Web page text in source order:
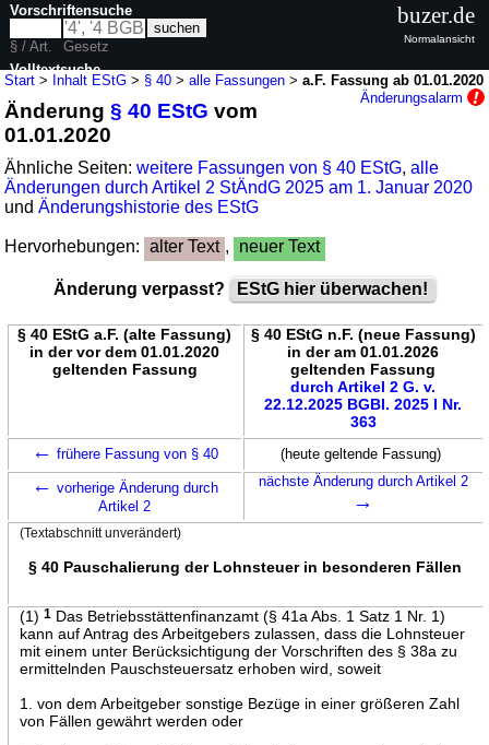
Start > Inhalt EStG > § 40 >alle Fassungen >a.F. Fassung ab 01.01.2020
Änderungsalarm
Änderung§ 40 EStG vom
01.01.2020
Ähnliche Seiten:weitere Fassungen von § 40 EStG,alle
Änderungen durch Artikel 2 StÄndG 2025 am 1. Januar 2020
undÄnderungshistorie des EStG
Hervorhebungen: alter Text , neuer Text
Änderung verpasst? EStG hier überwachen!
§ 40 EStG a.F. (alte Fassung)
in der vor dem 01.01.2020
geltenden Fassung
§ 40 EStG n.F. (neue Fassung)
in der am 01.01.2026
geltenden Fassung
durch Artikel 2 G. v.
22.12.2025 BGBl. 2025 I Nr.
363
← frühere Fassung von § 40 (heute geltende Fassung)
← vorherige Änderung durch
Artikel 2
nächste Änderung durch Artikel 2
→
(Textabschnitt unverändert)
§ 40 Pauschalierung der Lohnsteuer in besonderen Fällen
(1) 1Das Betriebsstättenfinanzamt (§ 41a Abs. 1 Satz 1 Nr. 1)
kann auf Antrag des Arbeitgebers zulassen, dass die Lohnsteuer
mit einem unter Berücksichtigung der Vorschriften des § 38a zu
ermittelnden Pauschsteuersatz erhoben wird, soweit
1. von dem Arbeitgeber sonstige Bezüge in einer größeren Zahl
von Fällen gewährt werden oder
Vorschriftensuche
§ / Art.
Gesetz
Volltextsuche
nur in EStG
buzer.de
Normalansicht